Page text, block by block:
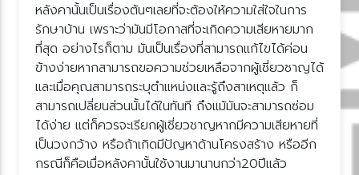
หลังคานั้นเป็นเรื่องต้นๆเลยที่จะต้องให้ความใส่ใจในการ
รักษาบ้าน เพราะว่ามันมีโอกาสที่จะเกิดความเสียหายมาก
ที่สุด อย่างไรก็ตาม มันเป็นเรื่องที่สามารถแก้ไขได้ค่อน
ข้างง่ายหากสามารถขอความช่วยเหลือจากผู้เชี่ยวชาญได้
ละเมื่อคุณสามารถระบุตำแหน่งและรู้ถึงสาเหตุแล้ว ก็
สามารถเปลี่ยนส่วนนั้นได้ในทันที ถึงแม้มันจะสามารถซ่อม
ได้ง่าย แต่ก็ควรจะเรียกผู้เชี่ยวชาญหากมีความเสียหายที่
เป็นวงกว้าง หรือถ้าเกิดมีปัญหาด้านโครงสร้าง หรืออีก
กรณีก็คือเมื่อหลังคานั้นใช้งานมานานกว่า20ปีแล้ว